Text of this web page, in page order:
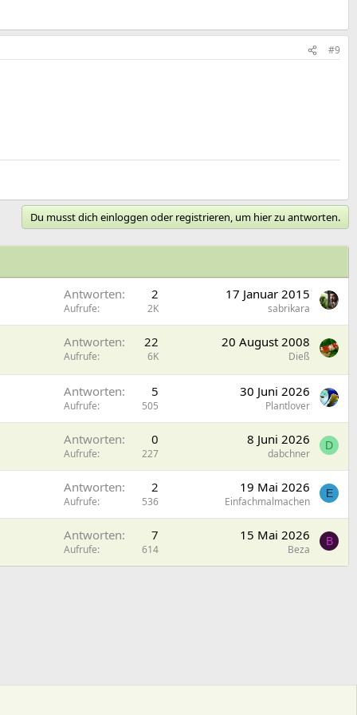
#9
Du musst dich einloggen oder registrieren, um hier zu antworten.
Antworten 2
Aufrufe 2K
17 Januar 2015
sabrikara
Antworten 22
Aufrufe 6K
20 August 2008
Dieß
Antworten 5
Aufrufe 505
30 Juni 2026
Plantlover
Antworten 0
Aufrufe 227
8 Juni 2026
dabchner
D
Antworten 2
Aufrufe 536
19 Mai 2026
Einfachmalmachen
E
Antworten 7
Aufrufe 614
15 Mai 2026
Beza
B